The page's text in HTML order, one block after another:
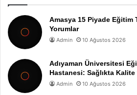
Amasya 15 Piyade Eğitim
Yorumlar
Admin 10 Ağustos 2026
Adıyaman Üniversitesi
Hastanesi: Sağlıkta
Admin 10 Ağustos 2026